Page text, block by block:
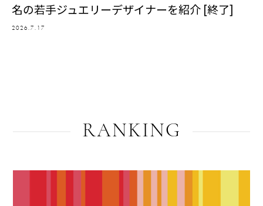
名の若手ジュエリーデザイナーを紹介 [終了]
2026.7.17
RANKING